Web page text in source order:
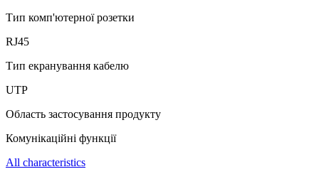
Тип комп'ютерної розетки
RJ45
Тип екранування кабелю
UTP
Область застосування продукту
Комунікаційні функції
All characteristics